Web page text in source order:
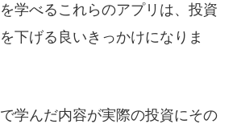
学べるこれらのアプリは、投資
下げる良いきっかけになりま
学んだ内容が実際の投資にその